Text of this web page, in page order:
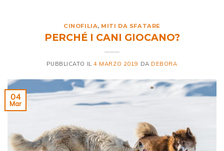
CINOFILIA, MITI DA SFATARE
PERCHÉ I CANI GIOCANO?
PUBBLICATO IL4 MARZO 2019 DA DEBORA
04
Mar